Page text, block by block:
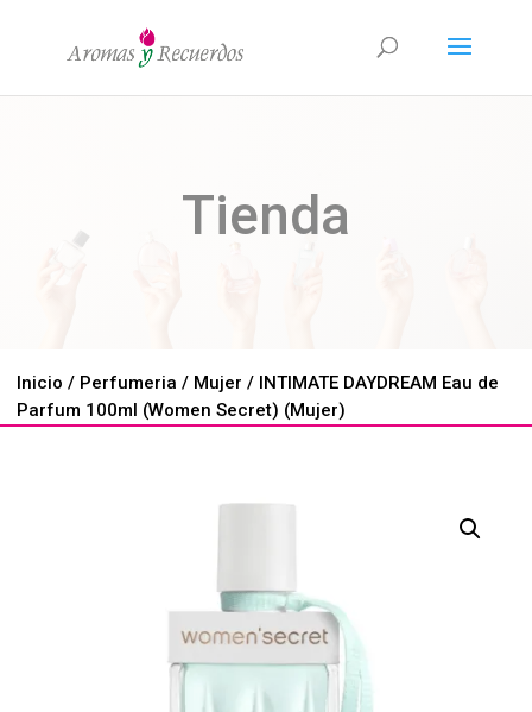
Tienda
Inicio / Perfumeria / Mujer / INTIMATE DAYDREAM Eau de
Parfum 100ml (Women Secret) (Mujer)